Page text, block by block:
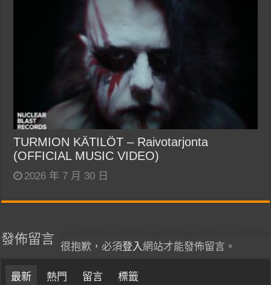
TURMION KÄTILÖT – Raivotarjonta
(OFFICIAL MUSIC VIDEO)
2026 年 7 月 30 日
發佈留言
很抱歉，必須登入網站才能發佈留言。
最新 熱門 留言 標籤